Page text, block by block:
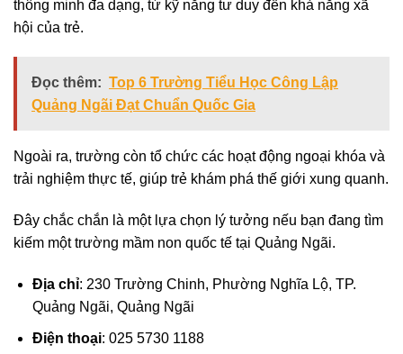
thông minh đa dạng, từ kỹ năng tư duy đến khả năng xã
hội của trẻ.
Đọc thêm: Top 6 Trường Tiểu Học Công Lập
Quảng Ngãi Đạt Chuẩn Quốc Gia
Ngoài ra, trường còn tổ chức các hoạt động ngoại khóa và
trải nghiệm thực tế, giúp trẻ khám phá thế giới xung quanh.
Đây chắc chắn là một lựa chọn lý tưởng nếu bạn đang tìm
kiếm một trường mầm non quốc tế tại Quảng Ngãi.
Địa chỉ: 230 Trường Chinh, Phường Nghĩa Lộ, TP.
Quảng Ngãi, Quảng Ngãi
Điện thoại: 025 5730 1188